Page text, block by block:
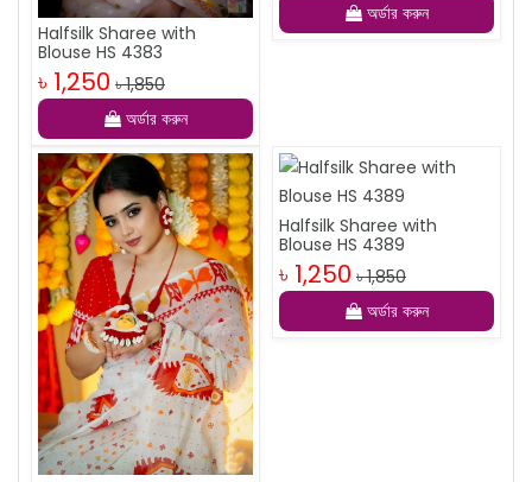
Halfsilk Sharee with
Blouse HS 4383
৳ 1,250 ৳ 1,850
অর্ডার করুন
অর্ডার করুন
Halfsilk Sharee with
Blouse HS 4389
৳ 1,250 ৳ 1,850
অর্ডার করুন